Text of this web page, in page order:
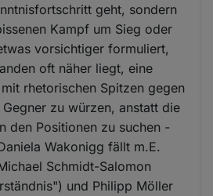
geht, sondern
Kampf um Sieg oder
vorsichtiger formuliert,
oft näher liegt, eine
rhetorischen Spitzen gegen
zu würzen, anstatt die
den Positionen zu suchen -
Wakonigg fällt m.E.
Schmidt-Salomon
und Philipp Möller